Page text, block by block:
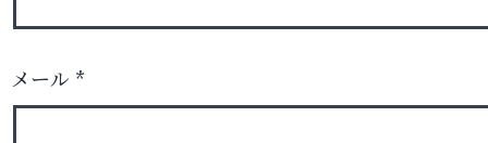
メール *